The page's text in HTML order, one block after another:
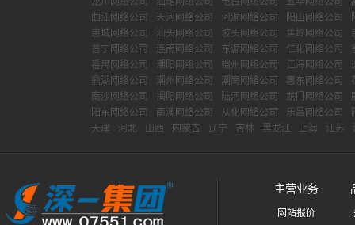
曲江网络公司
天河网络公司 河源网络公司 阳山网络公司
惠城网络公司
汕头网络公司 坡头网络公司 蕉岭网络公司
普宁网络公司
连南网络公司 东源网络公司 仁化网络公司
番禺网络公司
潮阳网络公司 端州网络公司 江海网络公司
鼎湖网络公司
潮州网络公司 潮南网络公司 惠东网络公司
南沙网络公司
揭阳网络公司 陆河网络公司 龙门网络公司
阳东网络公司
南澳网络公司 从化网络公司 乐昌网络公司
天津
河北 山西 内蒙古 辽宁 吉林 黑龙江 上海 江苏
主营业务
网站报价